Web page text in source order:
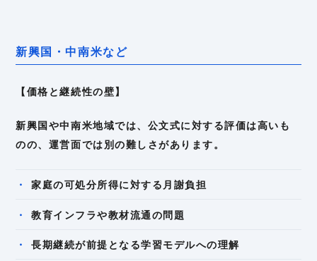
新興国・中南米など
【価格と継続性の壁】
新興国や中南米地域では、公文式に対する評価は高いも
のの、運営面では別の難しさがあります。
家庭の可処分所得に対する月謝負担
教育インフラや教材流通の問題
長期継続が前提となる学習モデルへの理解